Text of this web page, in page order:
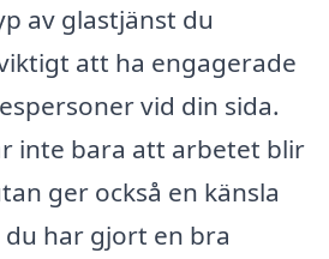
av glastjänst du
att ha engagerade
vid din sida.
inte bara att arbetet blir
ger också en känsla
har gjort en bra